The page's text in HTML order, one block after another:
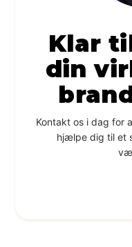
Klar
din
Kontakt os i dag for
hjælpe dig til et